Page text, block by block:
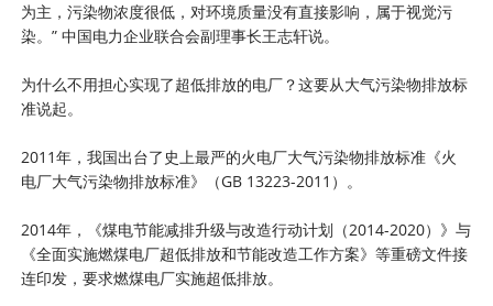
为主，污染物浓度很低，对环境质量没有直接影响，属于视觉污
染。” 中国电力企业联合会副理事长王志轩说。
为什么不用担心实现了超低排放的电厂？这要从大气污染物排放标
准说起。
2011年，我国出台了史上最严的火电厂大气污染物排放标准《火
电厂大气污染物排放标准》（GB 13223-2011）。
2014年，《煤电节能减排升级与改造行动计划（2014-2020）》与
《全面实施燃煤电厂超低排放和节能改造工作方案》等重磅文件接
连印发，要求燃煤电厂实施超低排放。